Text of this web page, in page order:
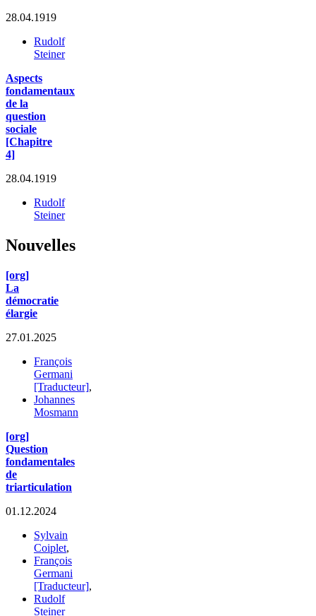
28.04.1919
Rudolf
Steiner
Aspects
fondamentaux
de la
question
sociale
[Chapitre
4]
28.04.1919
Rudolf
Steiner
Nouvelles
[org]
La
démocratie
élargie
27.01.2025
François
Germani
[Traducteur],
Johannes
Mosmann
[org]
Question
fondamentales
de
triarticulation
01.12.2024
Sylvain
Coiplet,
François
Germani
[Traducteur],
Rudolf
Steiner